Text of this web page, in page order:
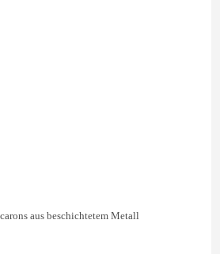
aus beschichtetem Metall